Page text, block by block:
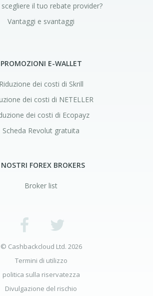
il tuo rebate provider?
Vantaggi e svantaggi
PROMOZIONI E-WALLET
Riduzione dei costi di Skrill
dei costi di NETELLER
dei costi di Ecopayz
Scheda Revolut gratuita
FOREX BROKERS
Broker list
© Cashbackcloud Ltd. 2026
Termini di utilizzo
politica sulla riservatezza
Divulgazione del rischio